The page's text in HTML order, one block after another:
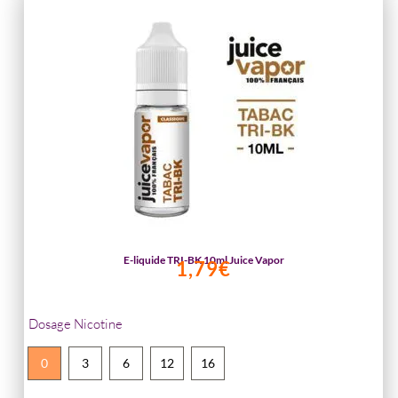
E-liquide TRI-BK 10ml Juice Vapor
1,79€
Dosage Nicotine
0 3 6 12 16